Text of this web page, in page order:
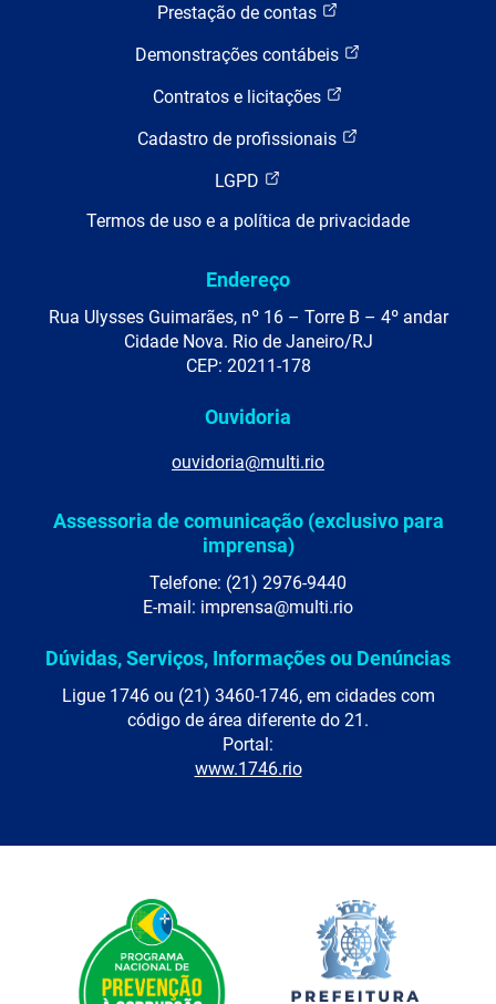
Prestação de contas
Demonstrações contábeis
Contratos e licitações
Cadastro de profissionais
LGPD
Termos de uso e a política de privacidade
Endereço
Rua Ulysses Guimarães, nº 16 – Torre B – 4º andar
Cidade Nova. Rio de Janeiro/RJ
CEP: 20211-178
Ouvidoria
ouvidoria@multi.rio
Assessoria de comunicação (exclusivo para
imprensa)
Telefone: (21) 2976-9440
E-mail: imprensa@multi.rio
Dúvidas, Serviços, Informações ou Denúncias
Ligue 1746 ou (21) 3460-1746, em cidades com
código de área diferente do 21.
Portal:
www.1746.rio